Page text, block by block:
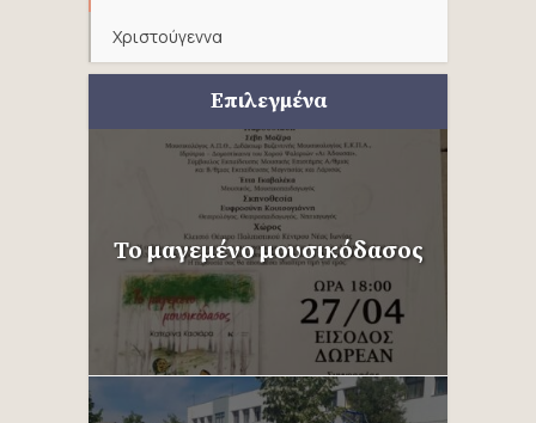
Χριστούγεννα
Επιλεγμένα
Το μαγεμένο μουσικόδασος